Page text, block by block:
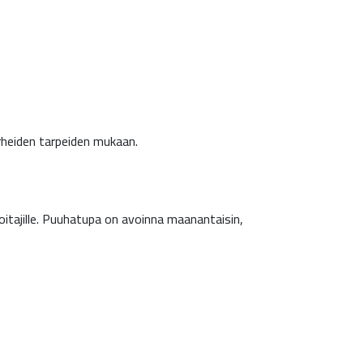
tarpeiden mukaan.
Puuhatupa on avoinna maanantaisin,